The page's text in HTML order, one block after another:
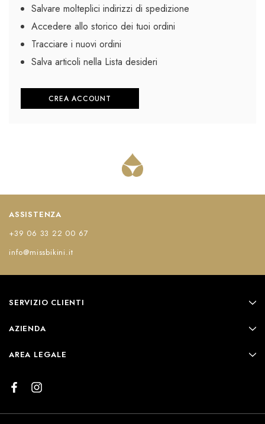
Salvare molteplici indirizzi di spedizione
Accedere allo storico dei tuoi ordini
Tracciare i nuovi ordini
Salva articoli nella Lista desideri
CREA ACCOUNT
ASSISTENZA
+39 06 33 22 00 67
info@missbikini.it
SERVIZIO CLIENTI
AZIENDA
AREA LEGALE